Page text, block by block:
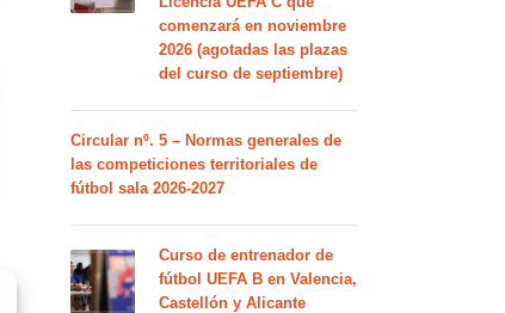
comenzará en noviembre
2026 (agotadas las plazas
del curso de septiembre)
Circular nº. 5 – Normas generales de
las competiciones territoriales de
fútbol sala 2026-2027
Curso de entrenador de
fútbol UEFA B en Valencia,
Castellón y Alicante